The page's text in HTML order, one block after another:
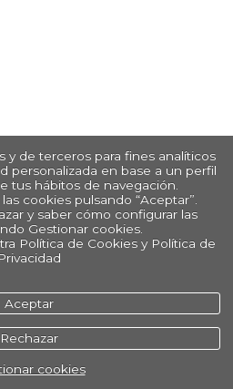
y de terceros para fines analíticos
personalizada en base a un perfil
tus hábitos de navegación.
cookies pulsando “Aceptar”.
y saber cómo configurar las
Gestionar cookies.
Política de Cookies y Política de
Privacidad
Aceptar
Rechazar
cookies